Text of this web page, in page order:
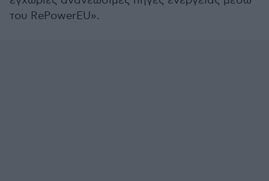
του RePowerEU».